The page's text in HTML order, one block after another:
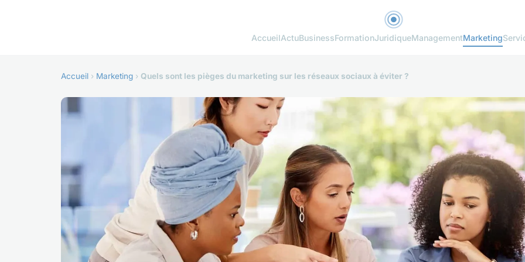
AccueilActuBusinessFormationJuridiqueManagementMarketing
Accueil › Marketing › Quels sont les pièges du marketing sur les réseaux sociaux à éviter ?